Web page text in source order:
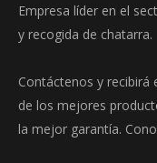
Empresa líder en el
y recogida de chatarra.
Contáctenos y
de los mejores
la mejor garantía.